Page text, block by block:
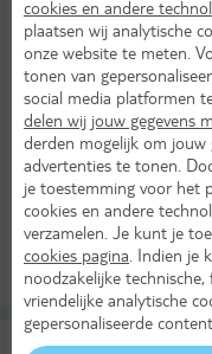
Griekenland Lefkas Perigiali
KASSAKORTING
21°
in okt
Di
8
Mare Vita
cookies en andere
plaatsen wij analytische
onze website te meten.
tonen van
social media platformen
delen wij jouw gegevens
derden mogelijk om jouw
advertenties te tonen.
je toestemming voor het
cookies en andere
verzamelen. Je kunt je
cookies pagina . Indien je
noodzakelijke
vriendelijke analytische
gepersonaliseerde content.